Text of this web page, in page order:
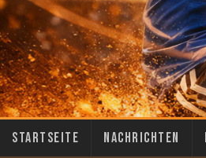
Startseite Nachrichten